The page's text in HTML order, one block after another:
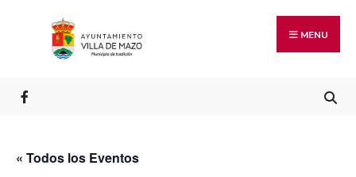
MENU
« Todos los Eventos